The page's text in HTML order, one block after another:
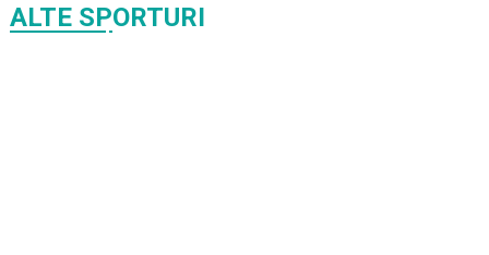
ALTE SPORTURI